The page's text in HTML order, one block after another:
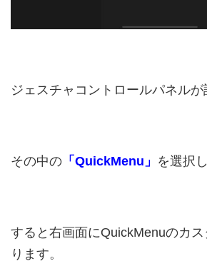
ジェスチャコントロールパネルが
その中の 「QuickMenu」 を選択
すると右画面にQuickMenuのカ
ります。